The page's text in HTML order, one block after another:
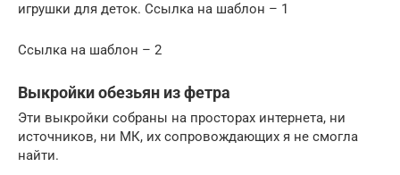
игрушки для деток. Ссылка на шаблон – 1
Ссылка на шаблон – 2
Выкройки обезьян из фетра
Эти выкройки собраны на просторах интернета, ни
источников, ни МК, их сопровождающих я не смогла
найти.